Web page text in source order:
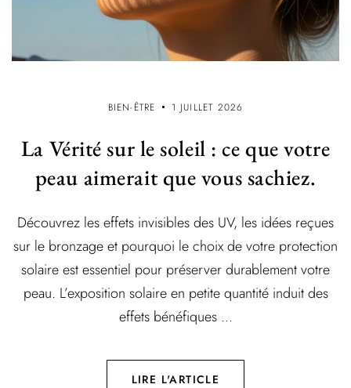
BIEN-ÊTRE 1 JUILLET 2026
La Vérité sur le soleil : ce que votre
peau aimerait que vous sachiez.
Découvrez les effets invisibles des UV, les idées reçues
sur le bronzage et pourquoi le choix de votre protection
solaire est essentiel pour préserver durablement votre
peau. L’exposition solaire en petite quantité induit des
effets bénéfiques ...
LIRE L'ARTICLE